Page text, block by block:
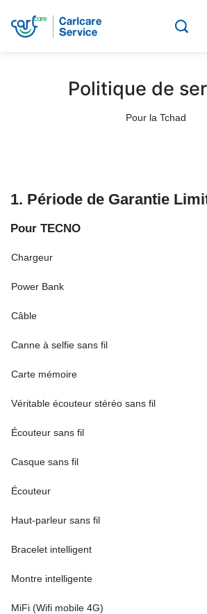
Politique de
Pour la Tchad
1. Période de Garantie
Pour TECNO
Chargeur
Power Bank
Câble
Canne à selfie sans fil
Carte mémoire
Véritable écouteur stéréo sans fil
Écouteur sans fil
Casque sans fil
Écouteur
Haut-parleur sans fil
Bracelet intelligent
Montre intelligente
MiFi (Wifi mobile 4G)